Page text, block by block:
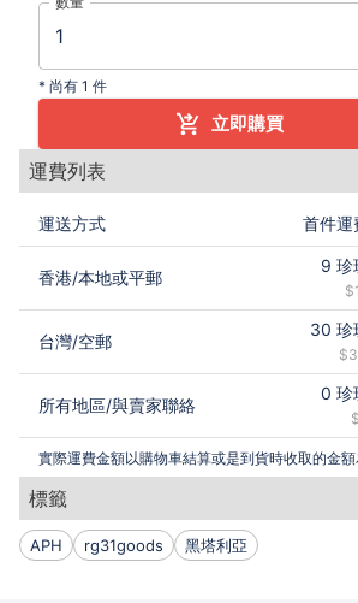
* 尚有 1 件
立即購買
運費列表
運送方式 首件運
香港/本地或平郵
9 珍
台灣/空郵
30 珍
所有地區/與賣家聯絡
0 珍
實際運費金額以購物車結算或是到貨時收取的金額
標籤
APH rg31goods 黑塔利亞